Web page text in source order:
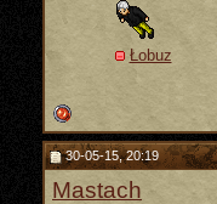
Łobuz
30-05-15, 20:19
Mastach